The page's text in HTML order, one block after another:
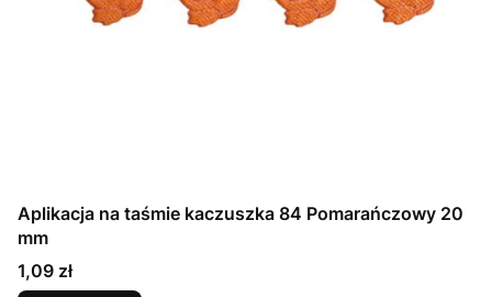
Aplikacja na taśmie kaczuszka 84 Pomarańczowy 20
mm
Cena
1,09 zł